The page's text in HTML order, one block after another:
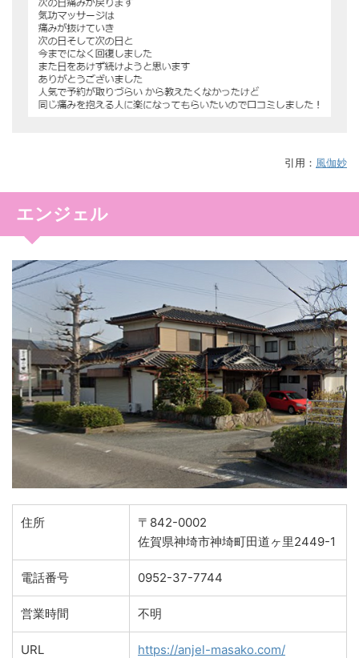
引用： 風伽妙
エンジェル
住所
〒842-0002
佐賀県神埼市神埼町田道ヶ里2449-1
電話番号 0952-37-7744
営業時間 不明
URL https://anjel-masako.com/